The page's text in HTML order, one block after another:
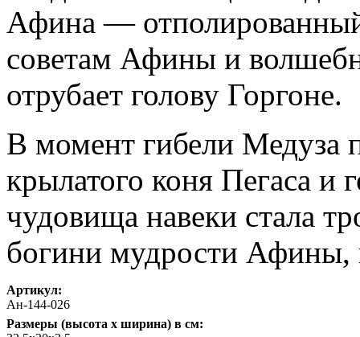
Афина —
советам Афины и
отрубает голову Горгоне.
В момент гибели Медуза
крылатого коня Пегаса и
чудовища навеки стала
богини мудрости Афины,
Артикул:
Ан-144-026
Размеры (высота х ширина) в см: